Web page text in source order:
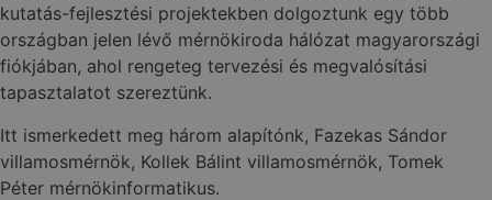
kutatás-fejlesztési projektekben dolgoztunk egy több
országban jelen lévő mérnökiroda hálózat magyarországi
fiókjában, ahol rengeteg tervezési és megvalósítási
tapasztalatot szereztünk.
Itt ismerkedett meg három alapítónk, Fazekas Sándor
villamosmérnök, Kollek Bálint villamosmérnök, Tomek
Péter mérnökinformatikus.